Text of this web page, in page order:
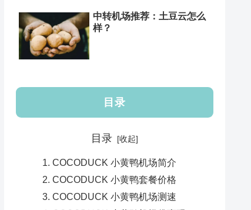
中转机场推荐：土豆云怎么
样？
目录
目录
COCODUCK 小黄鸭机场简介
COCODUCK 小黄鸭套餐价格
COCODUCK 小黄鸭机场测速